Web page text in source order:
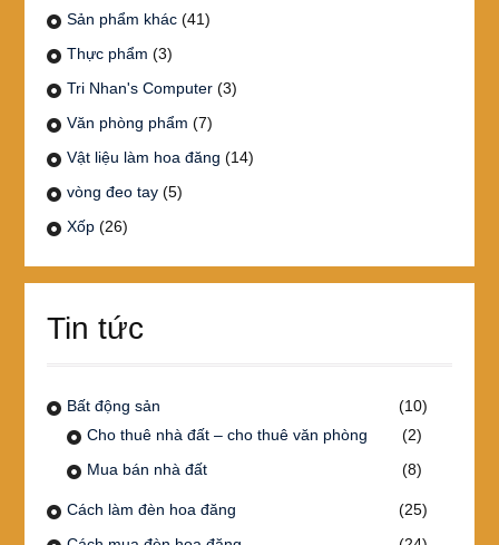
Sản phẩm khác (41)
Thực phẩm (3)
Tri Nhan's Computer (3)
Văn phòng phẩm (7)
Vật liệu làm hoa đăng (14)
vòng đeo tay (5)
Xốp (26)
Tin tức
Bất động sản
(10)
Cho thuê nhà đất – cho thuê văn phòng
(2)
Mua bán nhà đất
(8)
Cách làm đèn hoa đăng
(25)